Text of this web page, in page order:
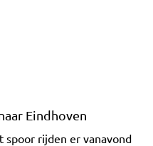
Eindhoven
spoor rijden er vanavond